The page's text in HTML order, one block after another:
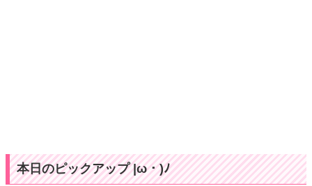
本日のピックアップ |ω・)ﾉ